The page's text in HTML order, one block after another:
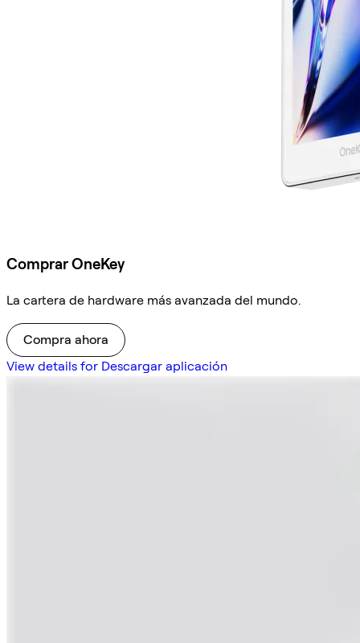
Comprar OneKey
La cartera de hardware más avanzada del mundo.
Compra ahora
View details for Descargar aplicación